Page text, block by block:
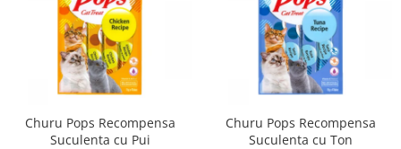
Churu Pops Recompensa
Suculenta cu Pui
Churu Pops Recompensa
Suculenta cu Ton